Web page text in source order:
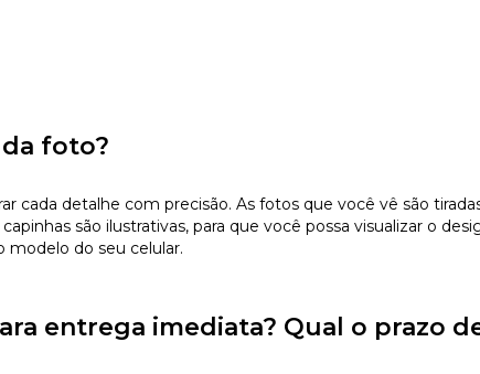
foto?
cada detalhe com precisão. As fotos que você vê são
são ilustrativas, para que você possa visualizar o
modelo do seu celular.
entrega imediata? Qual o prazo